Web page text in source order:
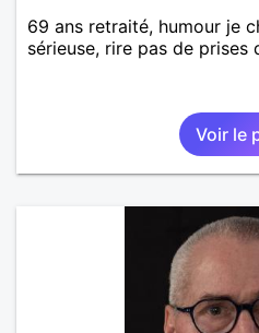
69 ans retraité, humour je
sérieuse, rire pas de prises
Voir le